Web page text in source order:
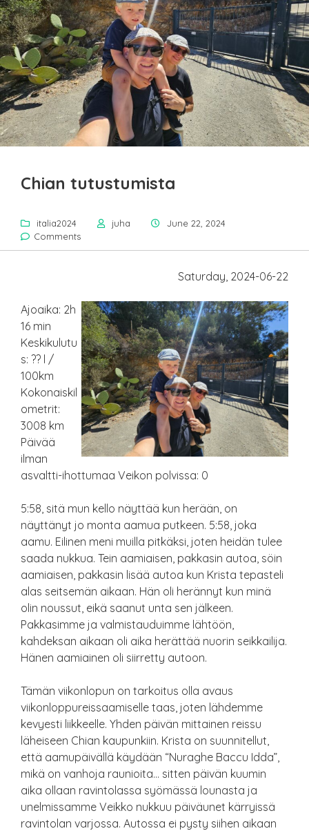
Chian tutustumista
italia2024 juha
June 22, 2024
Comments
Saturday, 2024-06-22
Ajoaika: 2h
16 min
Keskikulutu
s: ?? l /
100km
Kokonaiskil
ometrit:
3008 km
Päivää
ilman
asvaltti-ihottumaa Veikon polvissa: 0
5:58, sitä mun kello näyttää kun herään, on
näyttänyt jo monta aamua putkeen. 5:58, joka
aamu. Eilinen meni muilla pitkäksi, joten heidän tulee
saada nukkua. Tein aamiaisen, pakkasin autoa, söin
aamiaisen, pakkasin lisää autoa kun Krista tepasteli
alas seitsemän aikaan. Hän oli herännyt kun minä
olin noussut, eikä saanut unta sen jälkeen.
Pakkasimme ja valmistauduimme lähtöön,
kahdeksan aikaan oli aika herättää nuorin seikkailija.
Hänen aamiainen oli siirretty autoon.
Tämän viikonlopun on tarkoitus olla avaus
viikonloppureissaamiselle taas, joten lähdemme
kevyesti liikkeelle. Yhden päivän mittainen reissu
läheiseen Chian kaupunkiin. Krista on suunnitellut,
että aamupäivällä käydään “Nuraghe Baccu Idda”,
mikä on vanhoja raunioita… sitten päivän kuumin
aika ollaan ravintolassa syömässä lounasta ja
unelmissamme Veikko nukkuu päiväunet kärryissä
ravintolan varjossa. Autossa ei pysty siihen aikaan